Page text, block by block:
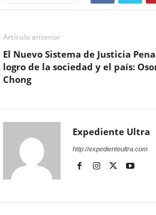
Artículo anterior
El Nuevo Sistema de Justicia
logro de la sociedad y el país:
Chong
Expediente Ultra
http://expedienteultra.com